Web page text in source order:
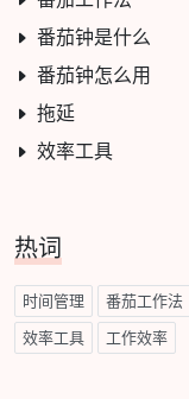
番茄钟是什么
番茄钟怎么用
拖延
效率工具
热词
时间管理 番茄工作法
效率工具 工作效率